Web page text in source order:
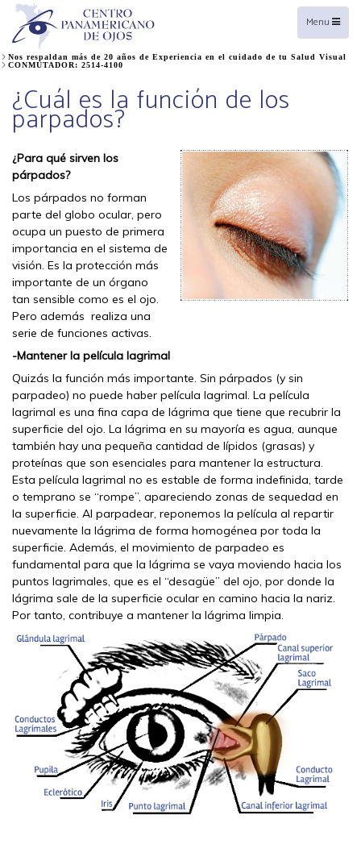
Toggle
navigation
Menu
Nos respaldan más de 20 años de Experiencia en el cuidado de tu Salud Visual
CONMUTADOR: 2514-4100
¿Cuál es la función de los
parpados?
¿Para qué sirven los
párpados?
Los párpados no forman
parte del globo ocular, pero
ocupa un puesto de primera
importancia en el sistema de
visión. Es la protección más
importante de un órgano
tan sensible como es el ojo.
Pero además realiza una
serie de funciones activas.
-Mantener la película lagrimal
Quizás la función más importante. Sin párpados (y sin
parpadeo) no puede haber película lagrimal. La película
lagrimal es una fina capa de lágrima que tiene que recubrir la
superficie del ojo. La lágrima en su mayoría es agua, aunque
también hay una pequeña cantidad de lípidos (grasas) y
proteínas que son esenciales para mantener la estructura.
Esta película lagrimal no es estable de forma indefinida, tarde
o temprano se “rompe”, apareciendo zonas de sequedad en
la superficie. Al parpadear, reponemos la película al repartir
nuevamente la lágrima de forma homogénea por toda la
superficie. Además, el movimiento de parpadeo es
fundamental para que la lágrima se vaya moviendo hacia los
puntos lagrimales, que es el “desagüe” del ojo, por donde la
lágrima sale de la superficie ocular en camino hacia la nariz.
Por tanto, contribuye a mantener la lágrima limpia.